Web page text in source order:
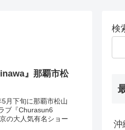
』那覇市松
月下旬に那覇市松山
ブ『Churasun6
の大人気有名ショー
検
沖